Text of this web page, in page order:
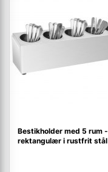
Bestikholder med 5 rum -
rektangulær i rustfrit stål